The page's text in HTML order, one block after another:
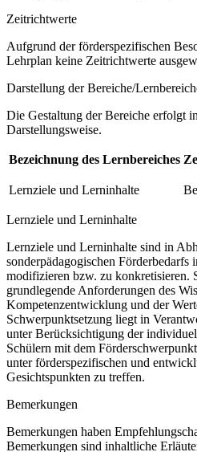
Zeitrichtwerte
Aufgrund der förderspezifischen
Lehrplan keine Zeitrichtwerte
Darstellung der Bereiche/
Die Gestaltung der Bereiche erfolgt
Darstellungsweise.
Bezeichnung des Lernbereiches
Lernziele und Lerninhalte
Lernziele und Lerninhalte
Lernziele und Lerninhalte sind in
sonderpädagogischen
modifizieren bzw. zu konkretisieren.
grundlegende Anforderungen des
Kompetenzentwicklung und der
Schwerpunktsetzung liegt in
unter Berücksichtigung der
Schülern mit dem
unter förderspezifischen und
Gesichtspunkten zu treffen.
Bemerkungen
Bemerkungen haben
Bemerkungen sind inhaltliche